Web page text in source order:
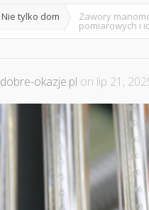
Nie tylko dom Zawory
pomiarowych i
dobre-okazje.pl on lip 21,